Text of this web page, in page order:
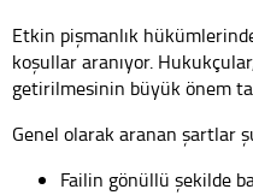
Etkin pişmanlık
koşullar aranıyor.
getirilmesinin büyük önem
Genel olarak aranan şartlar
Failin gönüllü şekilde